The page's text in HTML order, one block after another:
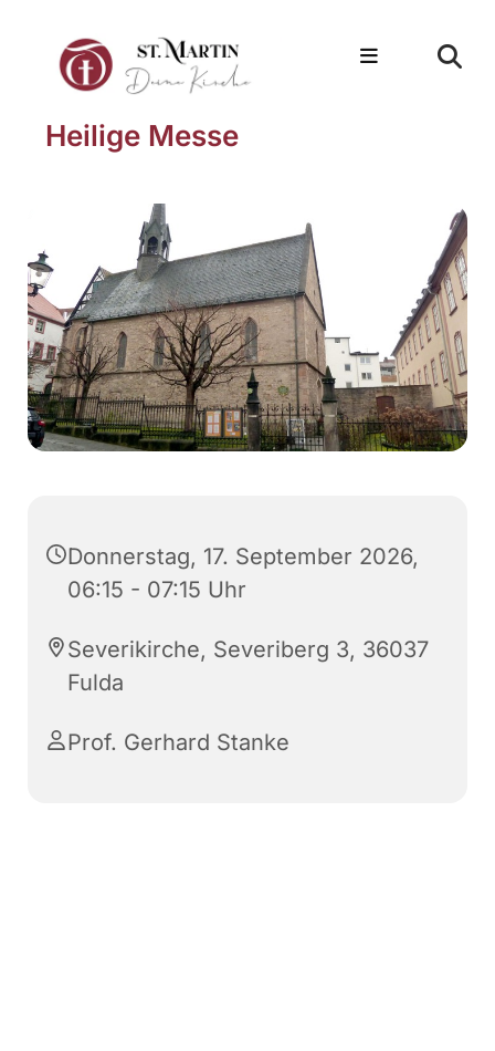
Heilige Messe
Donnerstag, 17. September 2026,
06:15 - 07:15 Uhr
Severikirche, Severiberg 3, 36037
Fulda
Prof. Gerhard Stanke